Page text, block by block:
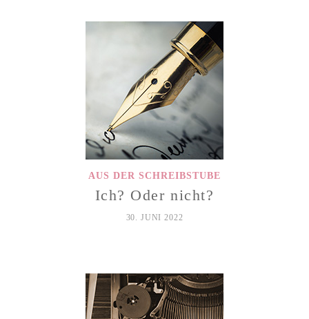
AUS DER SCHREIBSTUBE
Ich? Oder nicht?
30. JUNI 2022